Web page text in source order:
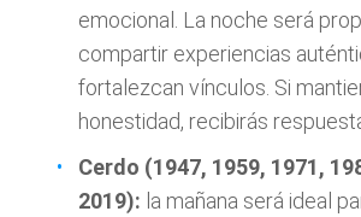
emocional. La noche será
compartir experiencias
fortalezcan vínculos. Si
honestidad, recibirás
Cerdo (1947, 1959, 1971,
2019): la mañana será ideal